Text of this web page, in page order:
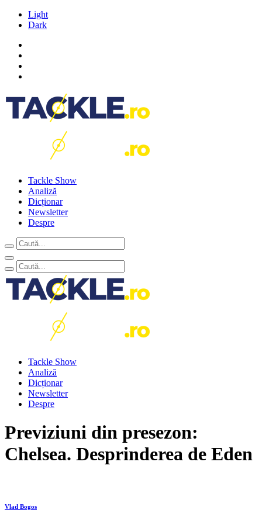
Light
Dark
Tackle Show
Analiză
Dicționar
Newsletter
Despre
Tackle Show
Analiză
Dicționar
Newsletter
Despre
Previziuni din presezon:
Chelsea. Desprinderea de Eden
Vlad Bogos